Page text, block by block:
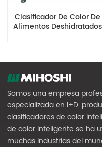
Clasificador De Color De
Alimentos Deshidratados
Somos una empresa
especializada en I+D,
clasificadores de color
de color inteligente se ha
muchas industrias del